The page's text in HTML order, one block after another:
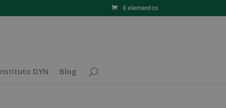
0 elementos
DYN Blog